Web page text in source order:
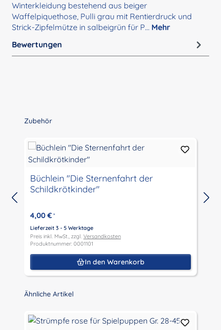
Winterkleidung bestehend aus beiger
Waffelpiquethose, Pulli grau mit Rentierdruck und
Strick-Zipfelmütze in salbeigrün für P… Mehr
Bewertungen
Produktgalerie überspringen
Zubehör
Büchlein "Die Sternenfahrt der
Schildkrötkinder"
4,00 € *
Lieferzeit 3 - 5 Werktage
Preis inkl. MwSt., zzgl. Versandkosten
Produktnummer: 0001101
In den Warenkorb
Produktgalerie überspringen
Ähnliche Artikel